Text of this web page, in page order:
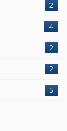
2
4
2
2
5